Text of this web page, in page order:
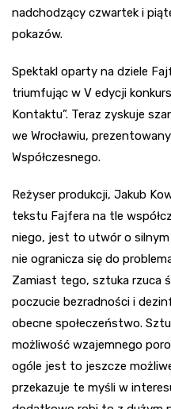
nadchodzący czwartek i
pokazów.
Spektakl oparty na dziele
triumfując w V edycji
Kontaktu”. Teraz zyskuje
we Wrocławiu,
Współczesnego.
Reżyser produkcji, Jakub
tekstu Fajfera na tle
niego, jest to utwór o
nie ogranicza się do
Zamiast tego, sztuka rzuca
poczucie bezradności i
obecne społeczeństwo.
możliwość wzajemnego
ogóle jest to jeszcze
przekazuje te myśli w